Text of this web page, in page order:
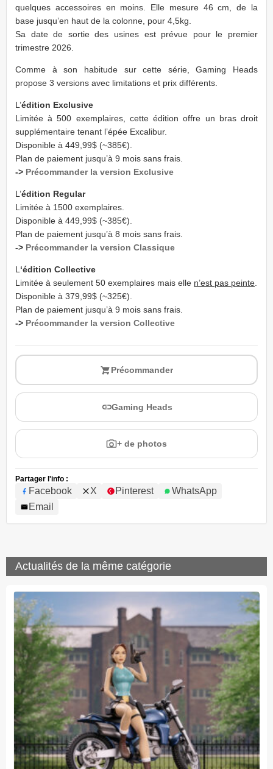
quelques accessoires en moins. Elle mesure 46 cm, de la
base jusqu’en haut de la colonne, pour 4,5kg.
Sa date de sortie des usines est prévue pour le premier
trimestre 2026.
Comme à son habitude sur cette série, Gaming Heads
propose 3 versions avec limitations et prix différents.
L’édition Exclusive
Limitée à 500 exemplaires, cette édition offre un bras droit
supplémentaire tenant l’épée Excalibur.
Disponible à 449,99$ (~385€).
Plan de paiement jusqu’à 9 mois sans frais.
-> Précommander la version Exclusive
L’édition Regular
Limitée à 1500 exemplaires.
Disponible à 449,99$ (~385€).
Plan de paiement jusqu’à 8 mois sans frais.
-> Précommander la version Classique
L‘édition Collective
Limitée à seulement 50 exemplaires mais elle n’est pas peinte.
Disponible à 379,99$ (~325€).
Plan de paiement jusqu’à 9 mois sans frais.
-> Précommander la version Collective
Précommander
Gaming Heads
+ de photos
Partager l'info :
Facebook X Pinterest
WhatsApp
Email
Actualités de la même catégorie